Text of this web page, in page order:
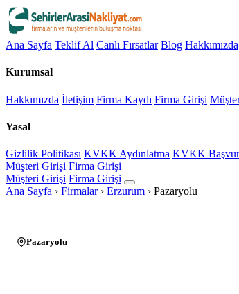
Ana Sayfa Teklif Al Canlı Fırsatlar Blog Hakkımızda
Kurumsal
Hakkımızda İletişim Firma Kaydı Firma Girişi
Yasal
Gizlilik Politikası KVKK Aydınlatma KVKK
Müşteri Girişi Firma Girişi
Müşteri Girişi Firma Girişi
Ana Sayfa › Firmalar › Erzurum › Pazaryolu
Pazaryolu